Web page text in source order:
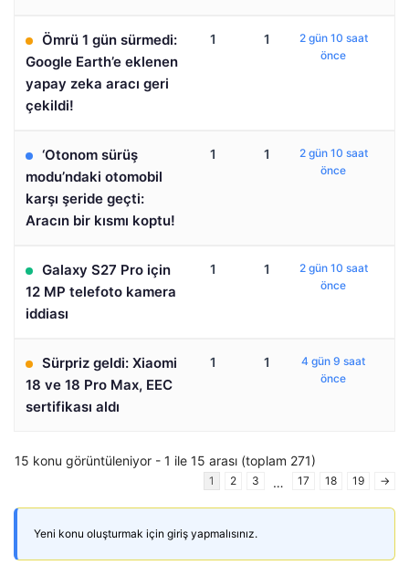
Ömrü 1 gün sürmedi:
Google Earth’e eklenen
yapay zeka aracı geri
çekildi!
1 1
2 gün 10 saat
önce
‘Otonom sürüş
modu’ndaki otomobil
karşı şeride geçti:
Aracın bir kısmı koptu!
1 1
2 gün 10 saat
önce
Galaxy S27 Pro için
12 MP telefoto kamera
iddiası
1 1
2 gün 10 saat
önce
Sürpriz geldi: Xiaomi
18 ve 18 Pro Max, EEC
sertifikası aldı
1 1
4 gün 9 saat
önce
15 konu görüntüleniyor - 1 ile 15 arası (toplam 271)
1 2 3 … 17 18 19 →
Yeni konu oluşturmak için giriş yapmalısınız.